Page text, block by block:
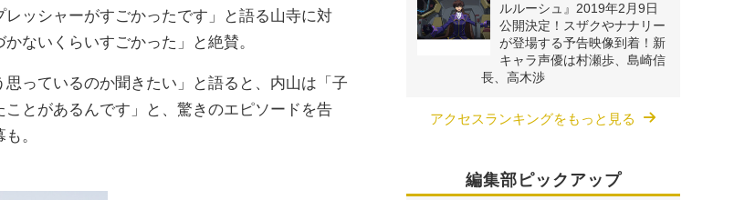
ッシャーがすごかったです」と語る山寺に対
ないくらいすごかった」と絶賛。
っているのか聞きたい」と語ると、内山は「子
とがあるんです」と、驚きのエピソードを告
。
ルルーシュ』2019年2月9日
公開決定！スザクやナナリー
が登場する予告映像到着！新
キャラ声優は村瀬歩、島崎信
長、高木渉
アクセスランキングをもっと見る
編集部ピックアップ